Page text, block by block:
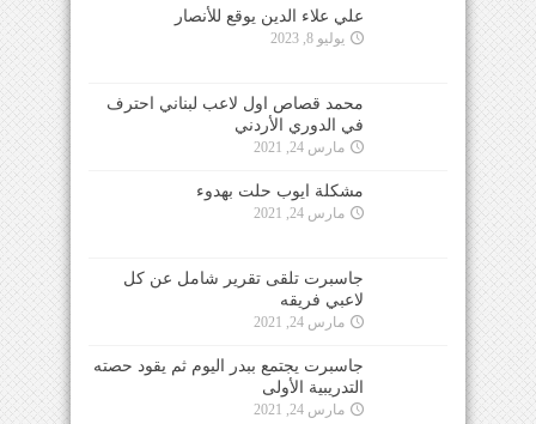
علي علاء الدين يوقع للأنصار
يوليو 8, 2023
محمد قصاص اول لاعب لبناني احترف
في الدوري الأردني
مارس 24, 2021
مشكلة ايوب حلت بهدوء
مارس 24, 2021
جاسبرت تلقى تقرير شامل عن كل
لاعبي فريقه
مارس 24, 2021
جاسبرت يجتمع ببدر اليوم ثم يقود حصته
التدريبية الأولى
مارس 24, 2021